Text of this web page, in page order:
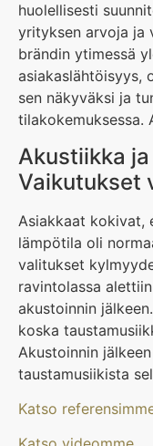
huolellisesti
yrityksen arvoja ja
brändin ytimessä
asiakaslähtöisyys,
sen näkyväksi ja
tilakokemuksessa.
Akustiikka
Vaikutukset
Asiakkaat kokivat,
lämpötila oli
valitukset
ravintolassa
akustoinnin
koska
Akustoinnin
taustamusiikista
Katso